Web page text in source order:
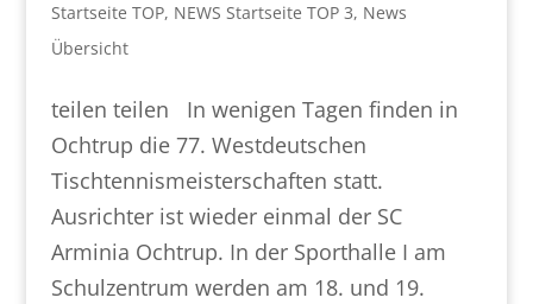
Startseite TOP, NEWS Startseite TOP 3, News
Übersicht
teilen teilen In wenigen Tagen finden in
Ochtrup die 77. Westdeutschen
Tischtennismeisterschaften statt.
Ausrichter ist wieder einmal der SC
Arminia Ochtrup. In der Sporthalle I am
Schulzentrum werden am 18. und 19.